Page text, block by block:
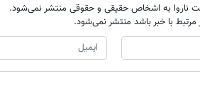
ناروا به اشخاص حقیقی و حقوقی منتشر نمی‌شود.
مرتبط با خبر باشد منتشر نمی‌شود.